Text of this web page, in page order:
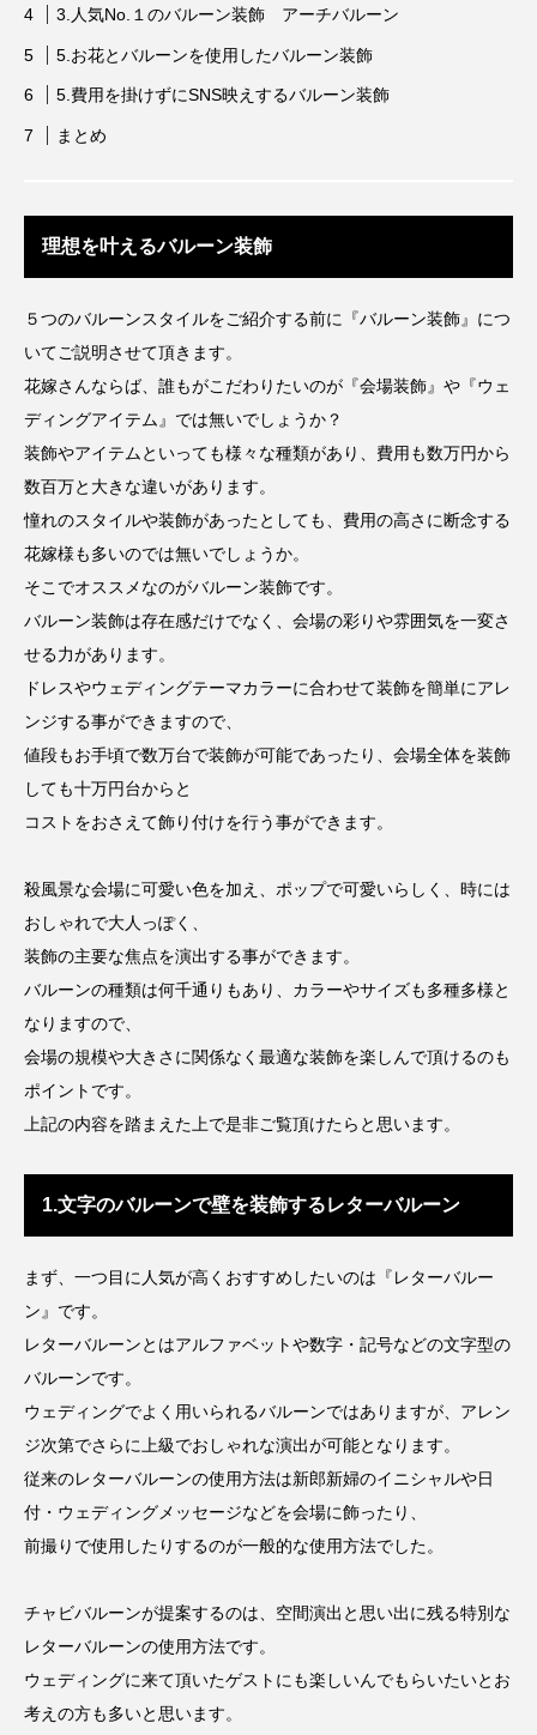
3.人気No.１のバルーン装飾 アーチバルーン
5.お花とバルーンを使用したバルーン装飾
5.費用を掛けずにSNS映えするバルーン装飾
まとめ
理想を叶えるバルーン装飾
５つのバルーンスタイルをご紹介する前に『バルーン装飾』につ
いてご説明させて頂きます。
花嫁さんならば、誰もがこだわりたいのが『会場装飾』や『ウェ
ディングアイテム』では無いでしょうか？
装飾やアイテムといっても様々な種類があり、費用も数万円から
数百万と大きな違いがあります。
憧れのスタイルや装飾があったとしても、費用の高さに断念する
花嫁様も多いのでは無いでしょうか。
そこでオススメなのがバルーン装飾です。
バルーン装飾は存在感だけでなく、会場の彩りや雰囲気を一変さ
せる力があります。
ドレスやウェディングテーマカラーに合わせて装飾を簡単にアレ
ンジする事ができますので、
値段もお手頃で数万台で装飾が可能であったり、会場全体を装飾
しても十万円台からと
コストをおさえて飾り付けを行う事ができます。
殺風景な会場に可愛い色を加え、ポップで可愛いらしく、時には
おしゃれで大人っぽく、
装飾の主要な焦点を演出する事ができます。
バルーンの種類は何千通りもあり、カラーやサイズも多種多様と
なりますので、
会場の規模や大きさに関係なく最適な装飾を楽しんで頂けるのも
ポイントです。
上記の内容を踏まえた上で是非ご覧頂けたらと思います。
1.文字のバルーンで壁を装飾するレターバルーン
まず、一つ目に人気が高くおすすめしたいのは『レターバルー
ン』です。
レターバルーンとはアルファベットや数字・記号などの文字型の
バルーンです。
ウェディングでよく用いられるバルーンではありますが、アレン
ジ次第でさらに上級でおしゃれな演出が可能となります。
従来のレターバルーンの使用方法は新郎新婦のイニシャルや日
付・ウェディングメッセージなどを会場に飾ったり、
前撮りで使用したりするのが一般的な使用方法でした。
チャビバルーンが提案するのは、空間演出と思い出に残る特別な
レターバルーンの使用方法です。
ウェディングに来て頂いたゲストにも楽しいんでもらいたいとお
考えの方も多いと思います。